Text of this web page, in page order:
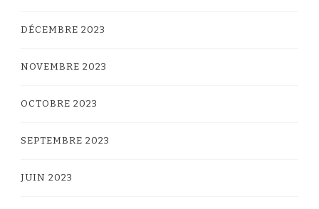
DÉCEMBRE 2023
NOVEMBRE 2023
OCTOBRE 2023
SEPTEMBRE 2023
JUIN 2023